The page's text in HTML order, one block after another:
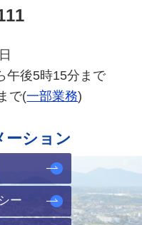
午後5時15分まで
で(一部業務)
ーション
ー